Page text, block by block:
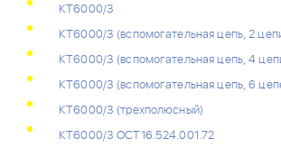
КТ6000/3
КТ6000/3 (вспомогательная цепь, 2
КТ6000/3 (вспомогательная цепь, 4
КТ6000/3 (вспомогательная цепь, 6
КТ6000/3 (трехполюсный)
КТ6000/3 ОСТ16.524.001.72